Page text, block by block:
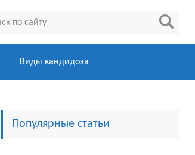
Виды кандидоза
Популярные статьи